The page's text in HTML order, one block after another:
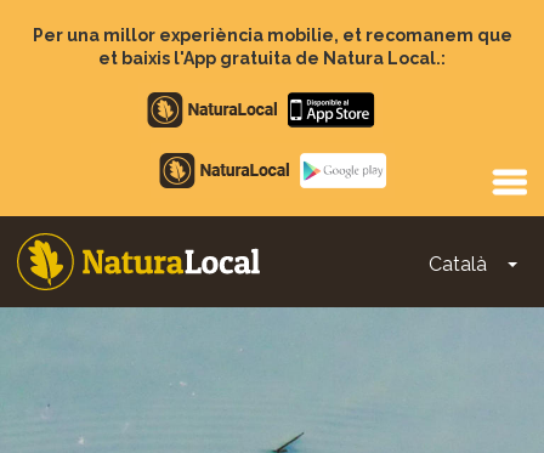
Per una millor experiència mobilie, et recomanem que
et baixis l'App gratuita de Natura Local.:
Apple
store
Google
Play
Català
Main